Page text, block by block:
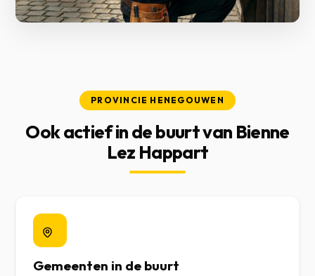
PROVINCIE HENEGOUWEN
Ook actief in de buurt van Bienne
Lez Happart
Gemeenten in de buurt